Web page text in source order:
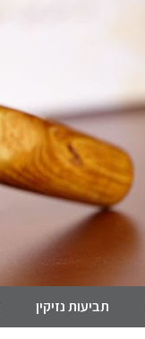
תביעות נזיקין